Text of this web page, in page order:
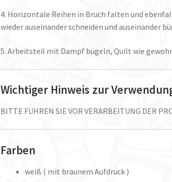
4. Horizontale Reihen in Bruch falten und
wieder auseinander schneiden und auseinander
5. Arbeitsteil mit Dampf bügeln, Quilt wie
Wichtiger Hinweis zur
BITTE FÜHREN SIE VOR VERARBEITUNG DER
Farben
weiß ( mit braunem Aufdruck )